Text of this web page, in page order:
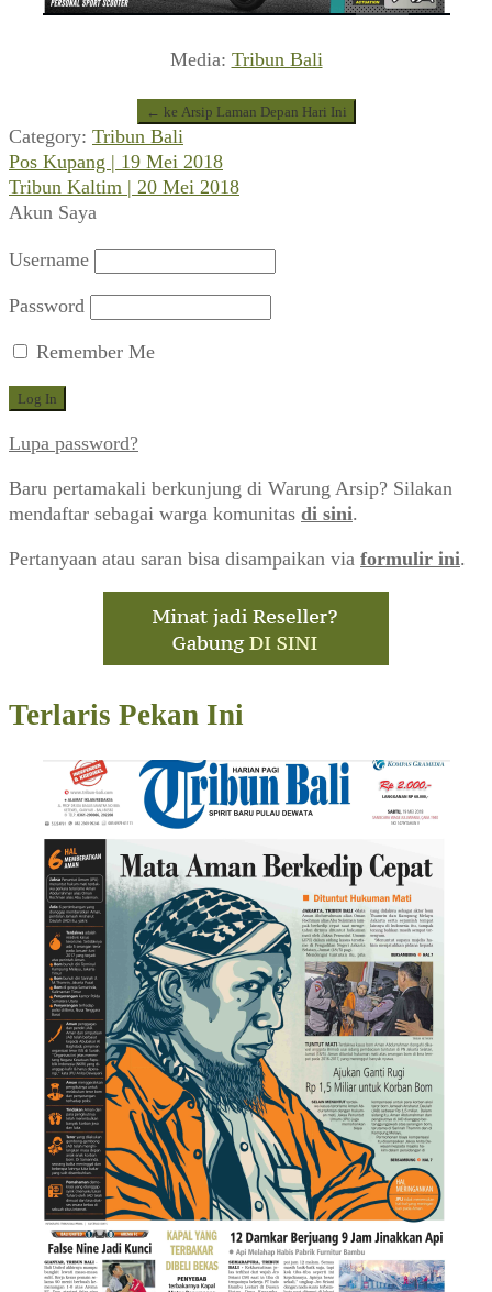
Media: Tribun Bali
← ke Arsip Laman Depan Hari Ini
Category: Tribun Bali
Navigasi
pos
Previous
post:
Pos Kupang | 19 Mei 2018
Next
post:
Tribun Kaltim | 20 Mei 2018
Akun Saya
Username
Password
Remember Me
Lupa password?
Baru pertamakali berkunjung di Warung Arsip? Silakan
mendaftar sebagai warga komunitas di sini.
Pertanyaan atau saran bisa disampaikan via formulir ini.
Terlaris Pekan Ini